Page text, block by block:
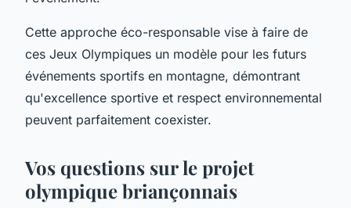
Cette approche éco-responsable vise à faire de
ces Jeux Olympiques un modèle pour les futurs
événements sportifs en montagne, démontrant
qu'excellence sportive et respect environnemental
peuvent parfaitement coexister.
Vos questions sur le projet
olympique briançonnais